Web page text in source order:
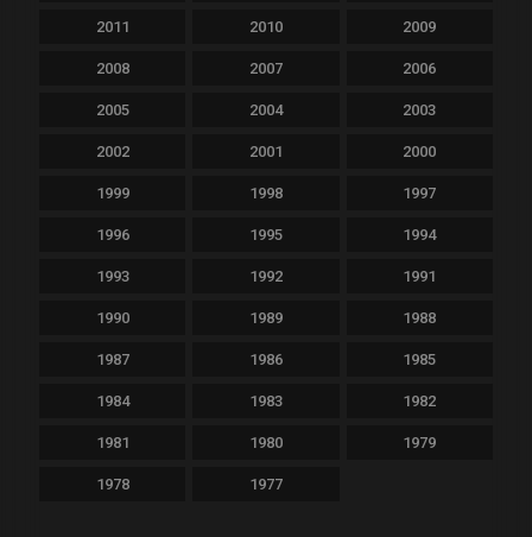
2011 2010 2009
2008 2007 2006
2005 2004 2003
2002 2001 2000
1999 1998 1997
1996 1995 1994
1993 1992 1991
1990 1989 1988
1987 1986 1985
1984 1983 1982
1981 1980 1979
1978 1977